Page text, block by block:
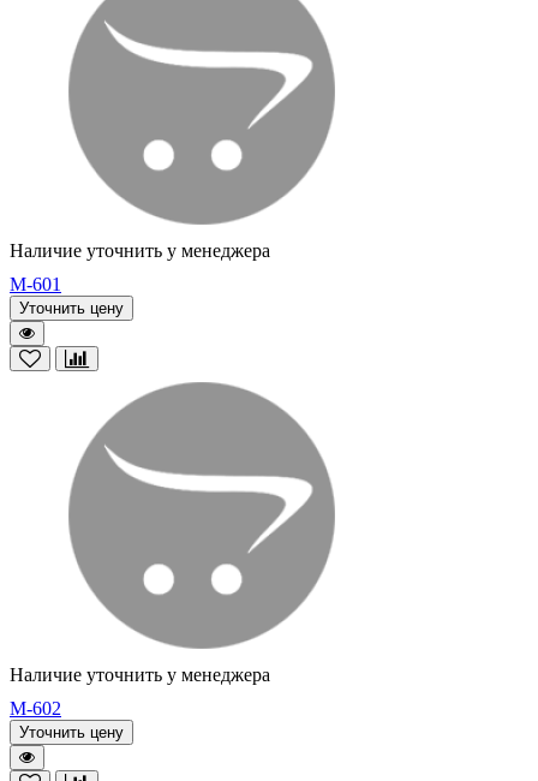
Наличие уточнить у менеджера
M-601
Уточнить цену
Наличие уточнить у менеджера
M-602
Уточнить цену